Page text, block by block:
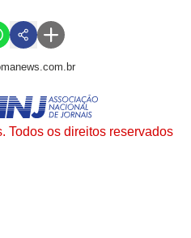
Todos os direitos reservados